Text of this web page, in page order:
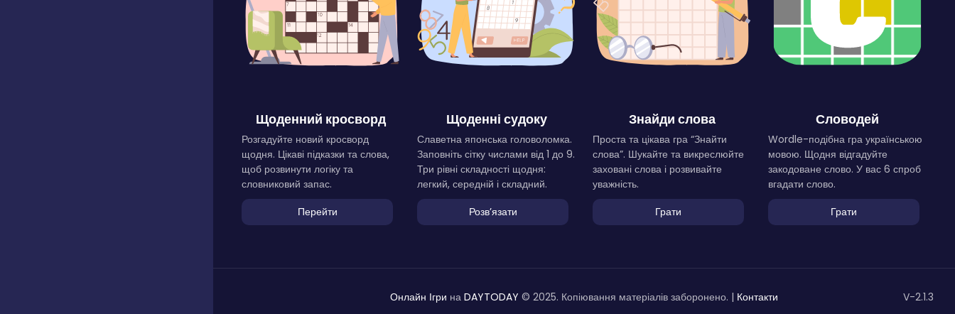
Щоденний кросворд
Розгадуйте новий кросворд
щодня. Цікаві підказки та слова,
щоб розвинути логіку та
словниковий запас.
Перейти
Щоденні судоку
Славетна японська головоломка.
Заповніть сітку числами від 1 до 9.
Три рівні складності щодня:
легкий, середній і складний.
Розвʼязати
Знайди слова
Проста та цікава гра “Знайти
слова”. Шукайте та викреслюйте
заховані слова і розвивайте
уважність.
Грати
Словодей
Wordle-подібна гра українською
мовою. Щодня відгадуйте
закодоване слово. У вас 6 спроб
вгадати слово.
Грати
Онлайн Ігри на DAYTODAY © 2025. Копіювання матеріалів заборонено. | Контакти V-2.1.3